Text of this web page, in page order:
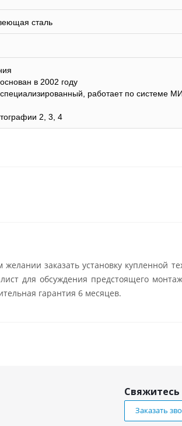
сталь
в 2002 году
работает по системе
2, 3, 4
заказать установку купленной
для обсуждения предстоящего
гарантия 6 месяцев.
Свяжитесь
Заказать